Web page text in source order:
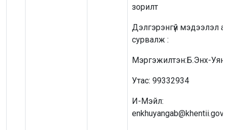
зорилт
Дэлгэрэнгүй мэдээлэл
сурвалж :
Мэргэжилтэн:Б.Энх-
Утас: 99332934
И-Мэйл: